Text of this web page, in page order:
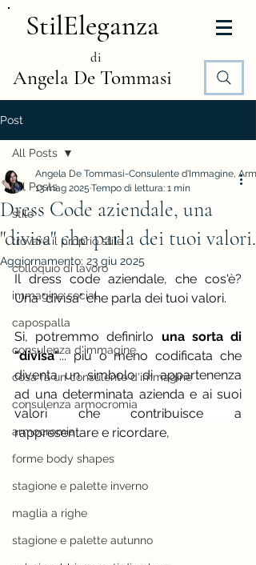
StilEleganza
di
Angela De Tommasi
Post
All Posts
stile
trovare il proprio stile
colloquio di lavoro
immagine social
capospalla
consulenza d'immagine
cosa fa un consulente d'immagine
consulenza armocromia
armocromia
forme body shapes
stagione e palette inverno
maglia a righe
stagione e palette autunno
All Posts
Dress Code aziendale, una
"divisa" che parla dei tuoi valori.
Angela De Tommasi-Consulente d'Immagine,
13 mag 2025 Tempo di lettura: 1 min
Aggiornamento: 23 giu 2025
Il dress code aziendale, che cos'è?
Una "divisa" che parla dei tuoi valori.
Si, potremmo definirlo una sorta di
"divisa"... più o meno codificata che
diventa un simbolo di appartenenza
ad una determinata azienda e ai suoi
valori che contribuisce a
rappresentare e ricordare,